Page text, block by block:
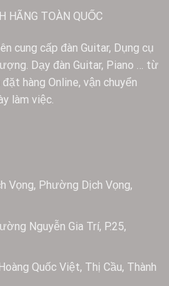
HÃNG TOÀN QUỐC
cung cấp đàn Guitar, Dụng cụ
Dạy đàn Guitar, Piano … từ
hàng Online, vận chuyển
làm việc.
Vọng, Phường Dịch Vọng,
Nguyễn Gia Trí, P.25,
Quốc Việt, Thị Cầu, Thành